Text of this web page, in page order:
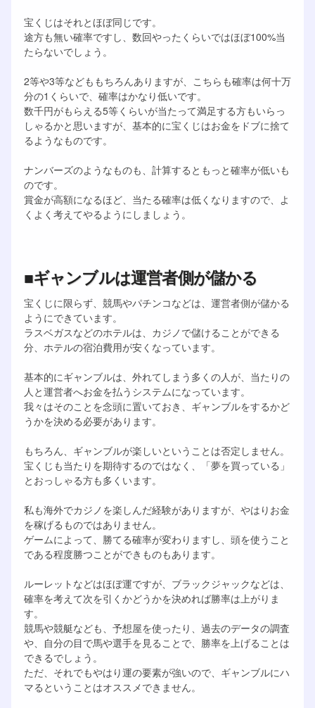
宝くじはそれとほぼ同じです。
途方も無い確率ですし、数回やったくらいではほぼ100%当
たらないでしょう。
2等や3等などももちろんありますが、こちらも確率は何十万
分の1くらいで、確率はかなり低いです。
数千円がもらえる5等くらいが当たって満足する方もいらっ
しゃるかと思いますが、基本的に宝くじはお金をドブに捨て
るようなものです。
ナンバーズのようなものも、計算するともっと確率が低いも
のです。
賞金が高額になるほど、当たる確率は低くなりますので、よ
くよく考えてやるようにしましょう。
■ギャンブルは運営者側が儲かる
宝くじに限らず、競馬やパチンコなどは、運営者側が儲かる
ようにできています。
ラスベガスなどのホテルは、カジノで儲けることができる
分、ホテルの宿泊費用が安くなっています。
基本的にギャンブルは、外れてしまう多くの人が、当たりの
人と運営者へお金を払うシステムになっています。
我々はそのことを念頭に置いておき、ギャンブルをするかど
うかを決める必要があります。
もちろん、ギャンブルが楽しいということは否定しません。
宝くじも当たりを期待するのではなく、「夢を買っている」
とおっしゃる方も多くいます。
私も海外でカジノを楽しんだ経験がありますが、やはりお金
を稼げるものではありません。
ゲームによって、勝てる確率が変わりますし、頭を使うこと
である程度勝つことができものもあります。
ルーレットなどはほぼ運ですが、ブラックジャックなどは、
確率を考えて次を引くかどうかを決めれば勝率は上がりま
す。
競馬や競艇なども、予想屋を使ったり、過去のデータの調査
や、自分の目で馬や選手を見ることで、勝率を上げることは
できるでしょう。
ただ、それでもやはり運の要素が強いので、ギャンブルにハ
マるということはオススメできません。